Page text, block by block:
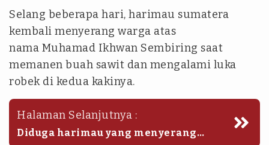
Selang beberapa hari, harimau sumatera
kembali menyerang warga atas
nama Muhamad Ikhwan Sembiring saat
memanen buah sawit dan mengalami luka
robek di kedua kakinya.
Halaman Selanjutnya :
Diduga harimau yang menyerang